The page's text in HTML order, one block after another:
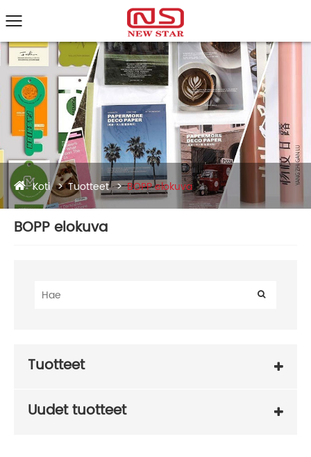
Koti Tuotteet BOPP elokuva
BOPP elokuva
Tuotteet
Uudet tuotteet